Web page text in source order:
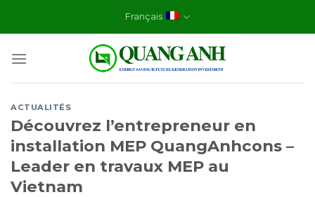
Français
ACTUALITÉS
Découvrez l’entrepreneur en
installation MEP QuangAnhcons –
Leader en travaux MEP au
Vietnam